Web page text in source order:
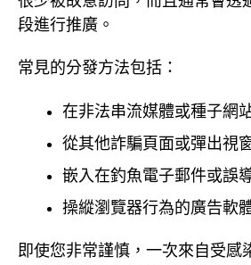
段進行推廣。
常見的分發方法包括：
在非法串流媒體或種子網
從其他詐騙頁面或彈出視
嵌入在釣魚電子郵件或誤
操縱瀏覽器行為的廣告軟
即使您非常謹慎，一次來自受感